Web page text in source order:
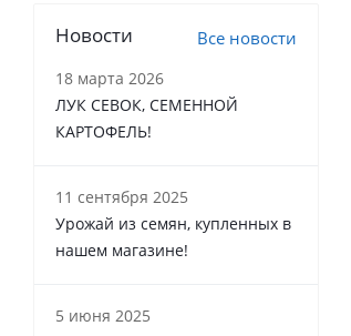
Новости Все новости
18 марта 2026
ЛУК СЕВОК, СЕМЕННОЙ
КАРТОФЕЛЬ!
11 сентября 2025
Урожай из семян, купленных в
нашем магазине!
5 июня 2025